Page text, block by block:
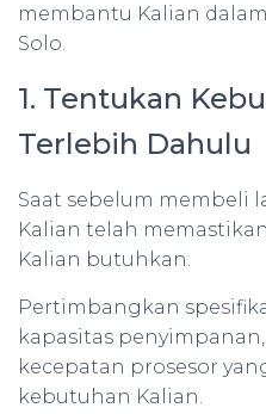
membantu Kalian
Solo.
1. Tentukan
Terlebih Dahulu
Saat sebelum membeli
Kalian telah
Kalian butuhkan.
Pertimbangkan
kapasitas
kecepatan prosesor
kebutuhan Kalian.